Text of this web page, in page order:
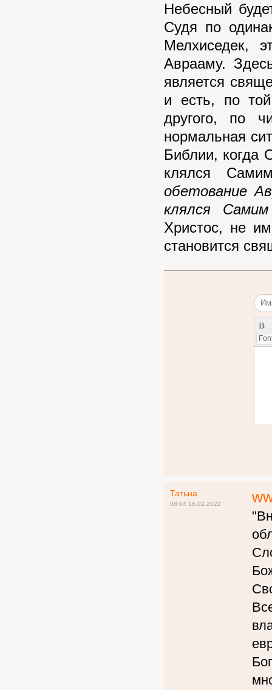
Небесный
Судя по
Мелхиседек,
Аврааму.
является
и есть, по
другого, по
нормальная
Библии, когда
клялся
обетование
клялся
Христос, не
становится
Татьна
08:04 16.02.2022